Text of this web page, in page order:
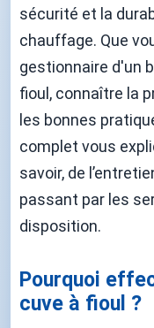
sécurité et la
chauffage. Que
gestionnaire d'un
fioul, connaître la
les bonnes
complet vous
savoir, de
passant par les
disposition.
Pourquoi
cuve à fioul ?